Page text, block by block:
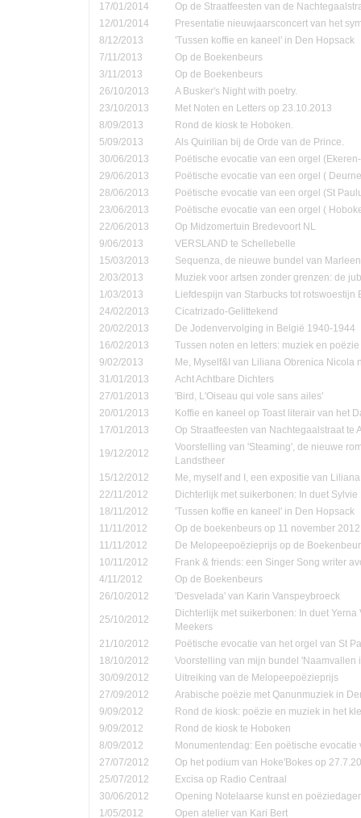
17/01/2014
Op de Straatfeesten van de
12/01/2014
Presentatie nieuwjaarsconcert van het
8/12/2013
'Tussen koffie en kaneel' in Den Hopsack
7/11/2013
Op de Boekenbeurs
3/11/2013
Op de Boekenbeurs
26/10/2013
A Busker's Night with poetry.
23/10/2013
Met Noten en Letters op 23.10.2013
8/09/2013
Rond de kiosk te Hoboken.
5/09/2013
Als Quirilian bij de Orde van de Prince.
30/06/2013
Poëtische evocatie van een orgel
29/06/2013
Poëtische evocatie van een orgel (
28/06/2013
Poëtische evocatie van een orgel (St
23/06/2013
Poëtische evocatie van een orgel (
22/06/2013
Op Midzomertuin Bredevoort NL
9/06/2013
VERSLAND te Schellebelle
15/03/2013
Sequenza, de nieuwe bundel van
2/03/2013
Muziek voor artsen zonder grenzen: de
1/03/2013
Liefdespijn van Starbucks tot rotswoestijn
24/02/2013
Cicatrizado-Gelittekend
20/02/2013
De Jodenvervolging in België 1940-1944
16/02/2013
Tussen noten en letters: muziek en
9/02/2013
Me, Myself&I van Liliana Obrenica Nicola
31/01/2013
Acht Achtbare Dichters
27/01/2013
'Bird, L'Oiseau qui vole sans ailes'
20/01/2013
Koffie en kaneel op Toast literair van het
17/01/2013
Op Straatfeesten van Nachtegaalstraat te
19/12/2012
Voorstelling van 'Steaming', de nieuwe
Landstheer
15/12/2012
Me, myself and I, een expositie van
22/11/2012
Dichterlijk met suikerbonen: In duet
18/11/2012
'Tussen koffie en kaneel' in Den Hopsack
11/11/2012
Op de boekenbeurs op 11 november 2012
11/11/2012
De Melopeepoëzieprijs op de
10/11/2012
Frank & friends: een Singer Song writer
4/11/2012
Op de Boekenbeurs
26/10/2012
'Desvelada' van Karin Vanspeybroeck
25/10/2012
Dichterlijk met suikerbonen: In duet
Meekers
21/10/2012
Poëtische evocatie van het orgel van St
18/10/2012
Voorstelling van mijn bundel 'Naamvallen
30/09/2012
Uitreiking van de Melopeepoëzieprijs
27/09/2012
Arabische poëzie met Qanunmuziek in
9/09/2012
Rond de kiosk: poëzie en muziek in het
9/09/2012
Rond de kiosk te Hoboken
8/09/2012
Monumentendag: Een poëtische evocatie
27/07/2012
Op het podium van Hoke'Bokes op
25/07/2012
Excisa op Radio Centraal
30/06/2012
Opening Notelaarse kunst en
1/05/2012
Open atelier van Kari Bert